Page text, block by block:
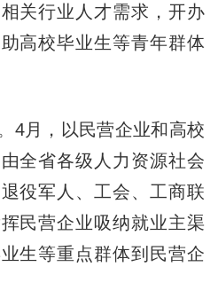
关行业人才需求，开办
高校毕业生等青年群体
月，以民营企业和高校
全省各级人力资源社会
役军人、工会、工商联
民营企业吸纳就业主渠
生等重点群体到民营企